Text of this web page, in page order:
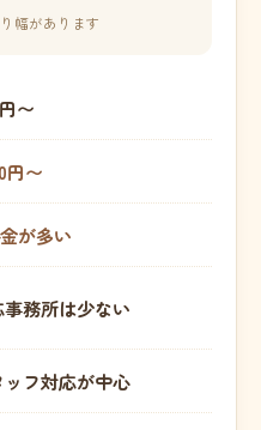
幅があります
〜
円〜
が多い
務所は少ない
フ対応が中心